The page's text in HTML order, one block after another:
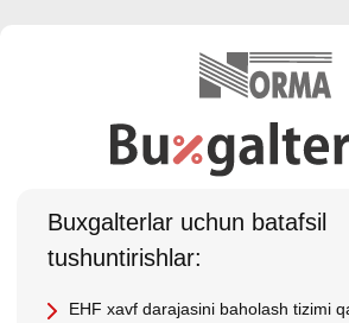
Buхgalterlar uchun batafsil
tushuntirishlar:
EHF хavf darajasini baholash tizimi